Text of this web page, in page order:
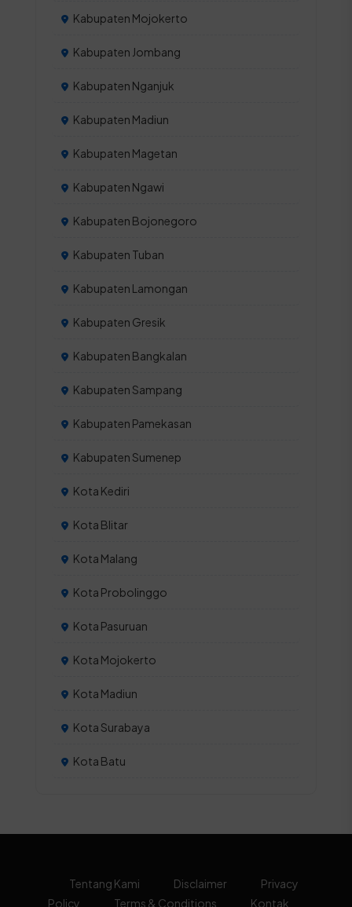
Kabupaten Mojokerto
Kabupaten Jombang
Kabupaten Nganjuk
Kabupaten Madiun
Kabupaten Magetan
Kabupaten Ngawi
Kabupaten Bojonegoro
Kabupaten Tuban
Kabupaten Lamongan
Kabupaten Gresik
Kabupaten Bangkalan
Kabupaten Sampang
Kabupaten Pamekasan
Kabupaten Sumenep
Kota Kediri
Kota Blitar
Kota Malang
Kota Probolinggo
Kota Pasuruan
Kota Mojokerto
Kota Madiun
Kota Surabaya
Kota Batu
Tentang Kami Disclaimer
Privacy
Policy
Terms & Conditions Kontak